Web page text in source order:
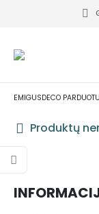
EMIGUSDECO
Produktų